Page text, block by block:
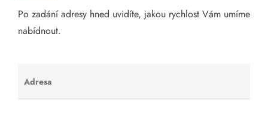
Katalog A-seznam.cz
Visací zámky - TOKOZ
Po zadání adresy hned uvidíte, jakou rychlost Vám umíme
nabídnout.
Adresa
Ponechte
toto pole